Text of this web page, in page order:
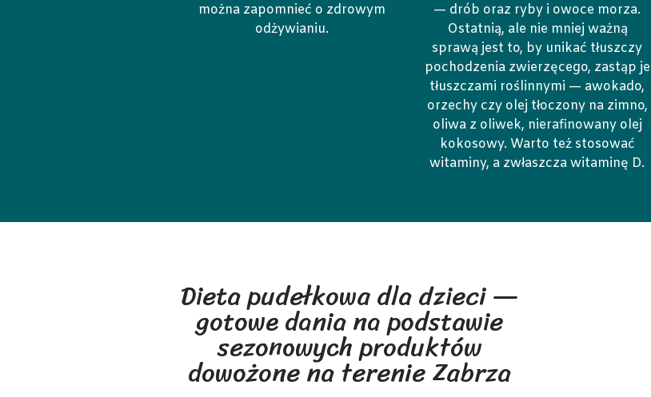
można zapomnieć o zdrowym
odżywianiu.
— drób oraz ryby i owoce morza.
Ostatnią, ale nie mniej ważną
sprawą jest to, by unikać tłuszczy
pochodzenia zwierzęcego, zastąp je
tłuszczami roślinnymi — awokado,
orzechy czy olej tłoczony na zimno,
oliwa z oliwek, nierafinowany olej
kokosowy. Warto też stosować
witaminy, a zwłaszcza witaminę D.
Dieta pudełkowa dla dzieci —
gotowe dania na podstawie
sezonowych produktów
dowożone na terenie Zabrza